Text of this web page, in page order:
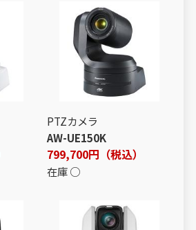
PTZカメラ
AW-UE150K
799,700円（税込）
在庫 ○